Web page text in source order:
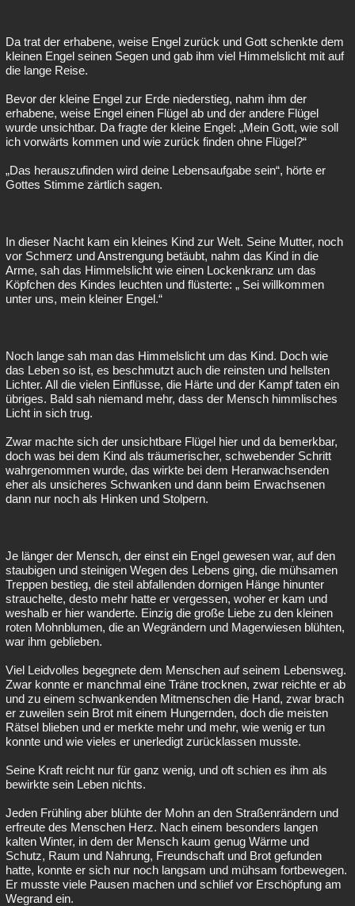
Da trat der erhabene, weise Engel zurück und Gott schenkte dem
kleinen Engel seinen Segen und gab ihm viel Himmelslicht mit auf
die lange Reise.
Bevor der kleine Engel zur Erde niederstieg, nahm ihm der
erhabene, weise Engel einen Flügel ab und der andere Flügel
wurde unsichtbar. Da fragte der kleine Engel: „Mein Gott, wie soll
ich vorwärts kommen und wie zurück finden ohne Flügel?“
„Das herauszufinden wird deine Lebensaufgabe sein“, hörte er
Gottes Stimme zärtlich sagen.
In dieser Nacht kam ein kleines Kind zur Welt. Seine Mutter, noch
vor Schmerz und Anstrengung betäubt, nahm das Kind in die
Arme, sah das Himmelslicht wie einen Lockenkranz um das
Köpfchen des Kindes leuchten und flüsterte: „ Sei willkommen
unter uns, mein kleiner Engel.“
Noch lange sah man das Himmelslicht um das Kind. Doch wie
das Leben so ist, es beschmutzt auch die reinsten und hellsten
Lichter. All die vielen Einflüsse, die Härte und der Kampf taten ein
übriges. Bald sah niemand mehr, dass der Mensch himmlisches
Licht in sich trug.
Zwar machte sich der unsichtbare Flügel hier und da bemerkbar,
doch was bei dem Kind als träumerischer, schwebender Schritt
wahrgenommen wurde, das wirkte bei dem Heranwachsenden
eher als unsicheres Schwanken und dann beim Erwachsenen
dann nur noch als Hinken und Stolpern.
Je länger der Mensch, der einst ein Engel gewesen war, auf den
staubigen und steinigen Wegen des Lebens ging, die mühsamen
Treppen bestieg, die steil abfallenden dornigen Hänge hinunter
strauchelte, desto mehr hatte er vergessen, woher er kam und
weshalb er hier wanderte. Einzig die große Liebe zu den kleinen
roten Mohnblumen, die an Wegrändern und Magerwiesen blühten,
war ihm geblieben.
Viel Leidvolles begegnete dem Menschen auf seinem Lebensweg.
Zwar konnte er manchmal eine Träne trocknen, zwar reichte er ab
und zu einem schwankenden Mitmenschen die Hand, zwar brach
er zuweilen sein Brot mit einem Hungernden, doch die meisten
Rätsel blieben und er merkte mehr und mehr, wie wenig er tun
konnte und wie vieles er unerledigt zurücklassen musste.
Seine Kraft reicht nur für ganz wenig, und oft schien es ihm als
bewirkte sein Leben nichts.
Jeden Frühling aber blühte der Mohn an den Straßenrändern und
erfreute des Menschen Herz. Nach einem besonders langen
kalten Winter, in dem der Mensch kaum genug Wärme und
Schutz, Raum und Nahrung, Freundschaft und Brot gefunden
hatte, konnte er sich nur noch langsam und mühsam fortbewegen.
Er musste viele Pausen machen und schlief vor Erschöpfung am
Wegrand ein.